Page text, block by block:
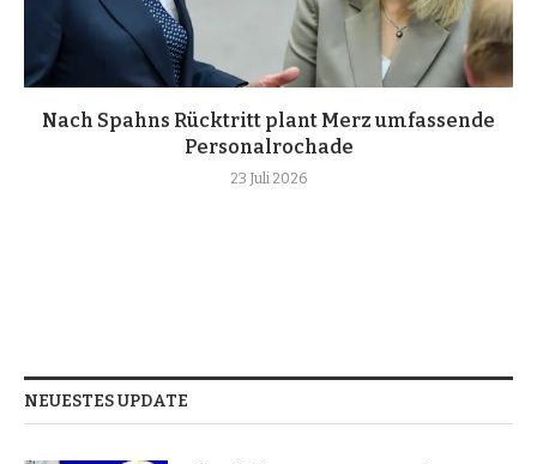
Nach Spahns Rücktritt plant Merz umfassende
Personalrochade
23 Juli 2026
NEUESTES UPDATE